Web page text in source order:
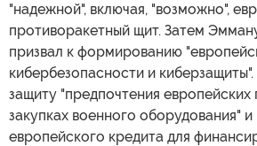
"надежной", включая, "возможно",
противоракетный щит. Затем
призвал к формированию
кибербезопасности и
защиту "предпочтения европейских
закупках военного оборудования"
европейского кредита для